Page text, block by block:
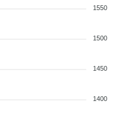
1550
1500
1450
1400